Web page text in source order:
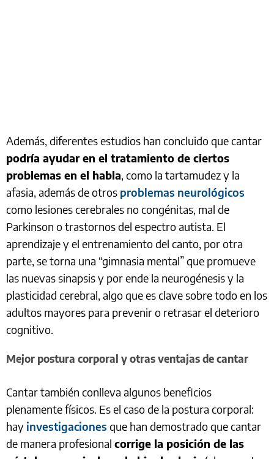
Además, diferentes estudios han concluido que cantar
podría ayudar en el tratamiento de ciertos
problemas en el habla, como la tartamudez y la
afasia, además de otros problemas neurológicos
como lesiones cerebrales no congénitas, mal de
Parkinson o trastornos del espectro autista. El
aprendizaje y el entrenamiento del canto, por otra
parte, se torna una “gimnasia mental” que promueve
las nuevas sinapsis y por ende la neurogénesis y la
plasticidad cerebral, algo que es clave sobre todo en los
adultos mayores para prevenir o retrasar el deterioro
cognitivo.
Mejor postura corporal y otras ventajas de cantar
Cantar también conlleva algunos beneficios
plenamente físicos. Es el caso de la postura corporal:
hay investigaciones que han demostrado que cantar
de manera profesional corrige la posición de las